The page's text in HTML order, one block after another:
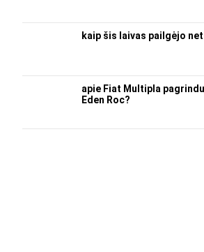
kaip šis laivas pailgėjo
apie Fiat Multipla
Eden Roc?